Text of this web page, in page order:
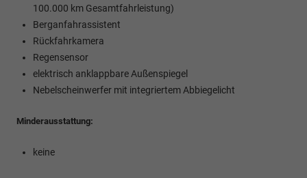
100.000 km Gesamtfahrleistung)
Berganfahrassistent
Rückfahrkamera
Regensensor
elektrisch anklappbare Außenspiegel
Nebelscheinwerfer mit integriertem Abbiegelicht
Minderausstattung:
keine